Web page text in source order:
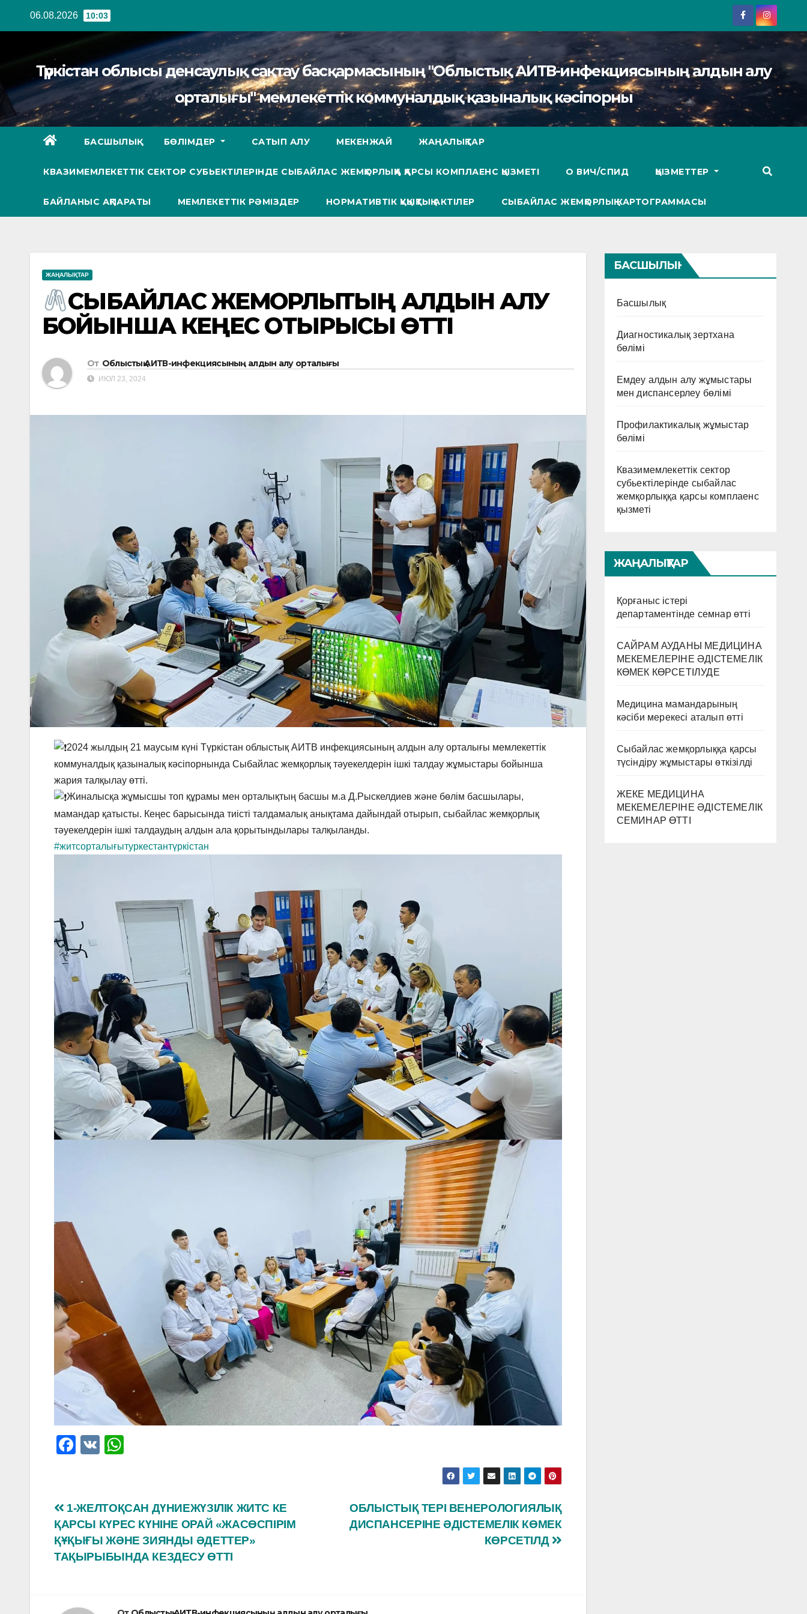
06.08.2026 10:03
Түркістан облысы денсаулық сақтау басқармасының "Облыстық АИТВ-инфекциясының алдын алу
орталығы" мемлекеттік коммуналдық қазыналық кәсіпорны
БАСШЫЛЫҚ БӨЛІМДЕР САТЫП АЛУ МЕКЕНЖАЙ ЖАҢАЛЫҚТАР
КВАЗИМЕМЛЕКЕТТІК СЕКТОР СУБЬЕКТІЛЕРІНДЕ СЫБАЙЛАС ЖЕМҚОРЛЫҚҚА ҚАРСЫ КОМПЛАЕНС ҚЫЗМЕТІ О ВИЧ/СПИД ҚЫЗМЕТТЕР
БАЙЛАНЫС АҚПАРАТЫ МЕМЛЕКЕТТІК РӘМІЗДЕР НОРМАТИВТІК ҚҰҚЫҚТЫҚ АКТІЛЕР СЫБАЙЛАС ЖЕМҚОРЛЫҚ КАРТОГРАММАСЫ
ЖАҢАЛЫҚТАР
СЫБАЙЛАС ЖЕМҚОРЛЫҚТЫҢ АЛДЫН АЛУ
БОЙЫНША КЕҢЕС ОТЫРЫСЫ ӨТТІ
От Облыстық АИТВ-инфекциясының алдын алу орталығы
ИЮЛ 23, 2024
2024 жылдың 21 маусым күні Түркістан облыстық АИТВ инфекциясының алдын алу орталығы мемлекеттік
коммуналдық қазыналық кәсіпорнында Сыбайлас жемқорлық тәуекелдерін ішкі талдау жұмыстары бойынша
жария талқылау өтті.
Жиналысқа жұмысшы топ құрамы мен орталықтың басшы м.а Д.Рыскелдиев және бөлім басшылары,
мамандар қатысты. Кеңес барысында тиісті талдамалық анықтама дайындай отырып, сыбайлас жемқорлық
тәуекелдерін ішкі талдаудың алдын ала қорытындылары талқыланды.
#житсорталығытуркестантүркістан
F
e
b
o
o
V
s
A
p
p
Навигация
по
записям
ОБЛЫСТЫҚ ТЕРІ ВЕНЕРОЛОГИЯЛЫҚ
ДИСПАНСЕРІНЕ ӘДІСТЕМЕЛІК КӨМЕК
КӨРСЕТІЛД
1-ЖЕЛТОҚСАН ДҮНИЕЖҮЗІЛІК ЖИТС КЕ
ҚАРСЫ КҮРЕС КҮНІНЕ ОРАЙ «ЖАСӨСПІРІМ
ҚҰҚЫҒЫ ЖӘНЕ ЗИЯНДЫ ӘДЕТТЕР»
ТАҚЫРЫБЫНДА КЕЗДЕСУ ӨТТІ
БАСШЫЛЫҚ
Басшылық
Диагностикалық зертхана
бөлімі
Емдеу алдын алу жұмыстары
мен диспансерлеу бөлімі
Профилактикалық жұмыстар
бөлімі
Квазимемлекеттік сектор
субьектілерінде сыбайлас
жемқорлыққа қарсы комплаенс
қызметі
ЖАҢАЛЫҚТАР
Қорғаныс істері
департаментінде семнар өтті
САЙРАМ АУДАНЫ МЕДИЦИНА
МЕКЕМЕЛЕРІНЕ ӘДІСТЕМЕЛІК
КӨМЕК КӨРСЕТІЛУДЕ
Медицина мамандарының
кәсіби мерекесі аталып өтті
Сыбайлас жемқорлыққа қарсы
түсіндіру жұмыстары өткізілді
ЖЕКЕ МЕДИЦИНА
МЕКЕМЕЛЕРІНЕ ӘДІСТЕМЕЛІК
СЕМИНАР ӨТТІ